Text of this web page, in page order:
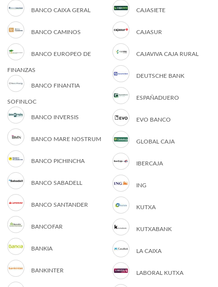
BANCO CAIXA GERAL
BANCO CAMINOS
BANCO EUROPEO DE
FINANZAS
BANCO FINANTIA
SOFINLOC
BANCO INVERSIS
BANCO MARE NOSTRUM
BANCO PICHINCHA
BANCO SABADELL
BANCO SANTANDER
BANCOFAR
BANKIA
BANKINTER
CAJASIETE
CAJASUR
CAJAVIVA CAJA RURAL
DEUTSCHE BANK
ESPAÑADUERO
EVO BANCO
GLOBAL CAJA
IBERCAJA
ING
KUTXA
KUTXABANK
LA CAIXA
LABORAL KUTXA